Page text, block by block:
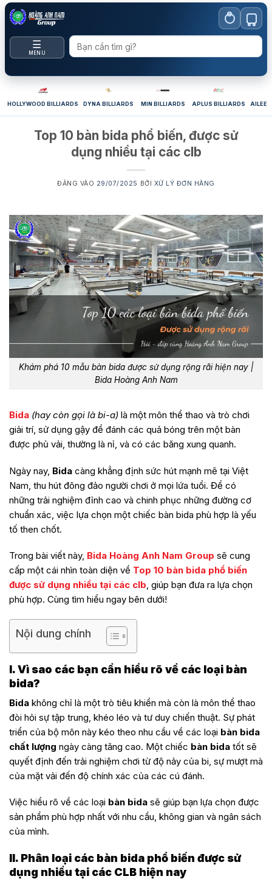
Bỏ
qua
nội
☰
MENU
HOLLYWOOD BILLIARDS DYNA BILLIARDS MIN BILLIARDS APLUS BILLIARDS
Top 10 bàn bida phổ biến, được sử
dụng nhiều tại các clb
ĐĂNG VÀO 29/07/2025 BỞI XỬ LÝ ĐƠN HÀNG
Khám phá 10 mẫu bàn bida được sử dụng rộng rãi hiện nay |
Bida Hoàng Anh Nam
Bida (hay còn gọi là bi-a) là một môn thể thao và trò chơi
giải trí, sử dụng gậy để đánh các quả bóng trên một bàn
được phủ vải, thường là nỉ, và có các băng xung quanh.
Ngày nay, Bida càng khẳng định sức hút mạnh mẽ tại Việt
Nam, thu hút đông đảo người chơi ở mọi lứa tuổi. Để có
những trải nghiệm đỉnh cao và chinh phục những đường cơ
chuẩn xác, việc lựa chọn một chiếc bàn bida phù hợp là yếu
tố then chốt.
Trong bài viết này, Bida Hoàng Anh Nam Group sẽ cung
cấp một cái nhìn toàn diện về Top 10 bàn bida phổ biến
được sử dụng nhiều tại các clb, giúp bạn đưa ra lựa chọn
phù hợp. Cùng tìm hiểu ngay bên dưới!
Nội dung chính
I. Vì sao các bạn cần hiểu rõ về các loại bàn
bida?
Bida không chỉ là một trò tiêu khiển mà còn là môn thể thao
đòi hỏi sự tập trung, khéo léo và tư duy chiến thuật. Sự phát
triển của bộ môn này kéo theo nhu cầu về các loại bàn bida
chất lượng ngày càng tăng cao. Một chiếc bàn bida tốt sẽ
quyết định đến trải nghiệm chơi từ độ nảy của bi, sự mượt mà
của mặt vải đến độ chính xác của các cú đánh.
Việc hiểu rõ về các loại bàn bida sẽ giúp bạn lựa chọn được
sản phẩm phù hợp nhất với nhu cầu, không gian và ngân sách
của mình.
II. Phân loại các bàn bida phổ biến được sử
dụng nhiều tại các CLB hiện nay